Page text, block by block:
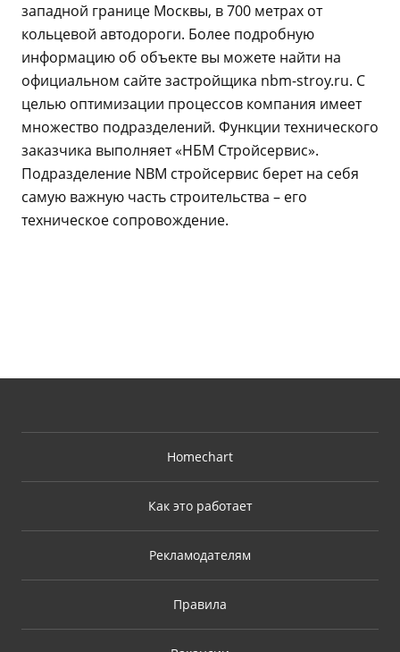
западной границе Москвы, в 700 метрах от
кольцевой автодороги. Более подробную
информацию об объекте вы можете найти на
официальном сайте застройщика nbm-stroy.ru. С
целью оптимизации процессов компания имеет
множество подразделений. Функции технического
заказчика выполняет «НБМ Стройсервис».
Подразделение NBM стройсервис берет на себя
самую важную часть строительства – его
техническое сопровождение.
Homechart
Как это работает
Рекламодателям
Правила